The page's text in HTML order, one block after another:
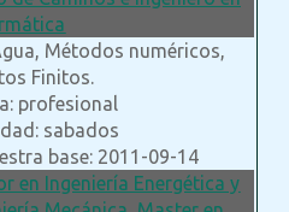
Métodos numéricos,
Finitos.
profesional
sabados
base: 2011-09-14
en Ingeniería Energética y